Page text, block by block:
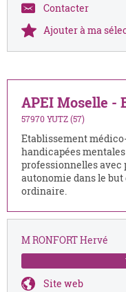
Contacter
Ajouter à ma
APEI Moselle -
57970 YUTZ (57)
Etablissement
handicapées
professionnelles avec
autonomie dans le
ordinaire.
M RONFORT Hervé
Site web